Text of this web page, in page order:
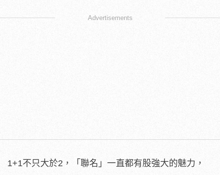
Advertisements
1+1不只大於2，「聯名」一直都有股強大的魅力，